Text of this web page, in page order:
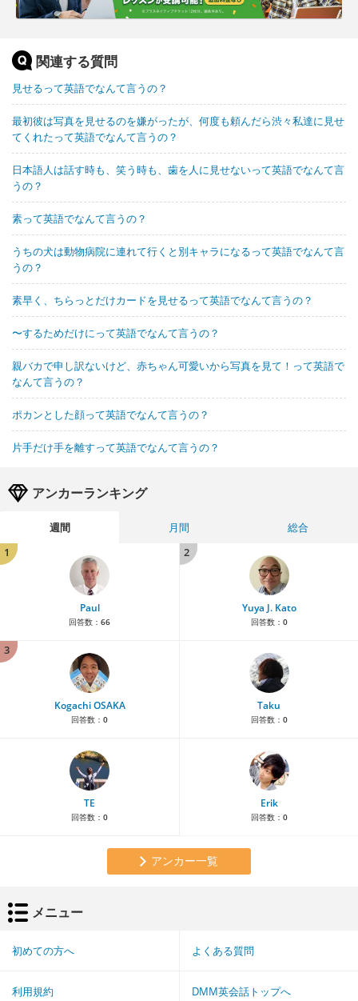
関連する質問
見せるって英語でなんて言うの？
最初彼は写真を見せるのを嫌がったが、何度も頼んだら渋々私達に見せ
てくれたって英語でなんて言うの？
日本語人は話す時も、笑う時も、歯を人に見せないって英語でなんて言
うの？
素って英語でなんて言うの？
うちの犬は動物病院に連れて行くと別キャラになるって英語でなんて言
うの？
素早く、ちらっとだけカードを見せるって英語でなんて言うの？
〜するためだけにって英語でなんて言うの？
親バカで申し訳ないけど、赤ちゃん可愛いから写真を見て！って英語で
なんて言うの？
ポカンとした顔って英語でなんて言うの？
片手だけ手を離すって英語でなんて言うの？
アンカーランキング
週間 月間
総合
1
Paul
回答数： 66
2
Yuya J. Kato
回答数： 0
3
Kogachi OSAKA
回答数： 0
Taku
回答数： 0
TE
回答数： 0
Erik
回答数： 0
アンカー一覧
メニュー
初めての方へ よくある質問
利用規約 DMM英会話トップへ